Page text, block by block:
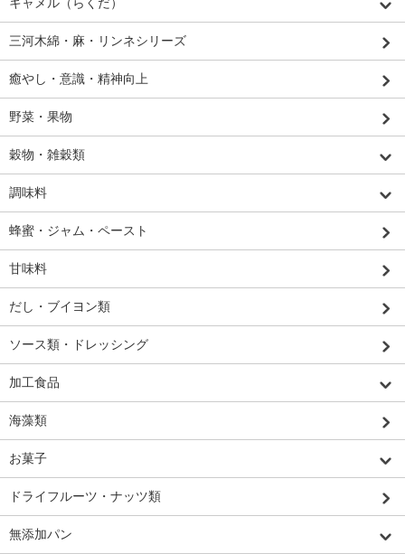
三河木綿・麻・リンネシリーズ
癒やし・意識・精神向上
野菜・果物
穀物・雑穀類
調味料
蜂蜜・ジャム・ペースト
甘味料
だし・ブイヨン類
ソース類・ドレッシング
加工食品
海藻類
お菓子
ドライフルーツ・ナッツ類
無添加パン